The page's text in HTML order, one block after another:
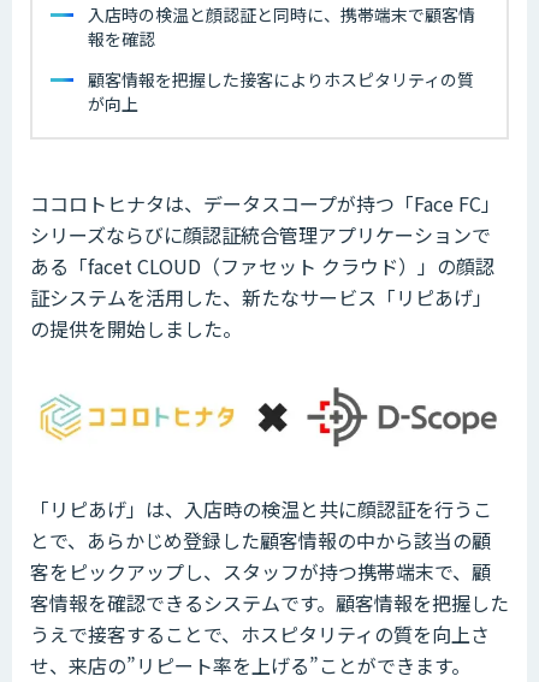
入店時の検温と顔認証と同時に、携帯端末で顧客情
報を確認
顧客情報を把握した接客によりホスピタリティの質
が向上
ココロトヒナタは、データスコープが持つ「Face FC」
シリーズならびに顔認証統合管理アプリケーションで
ある「facet CLOUD（ファセット クラウド）」の顔認
証システムを活用した、新たなサービス「リピあげ」
の提供を開始しました。
「リピあげ」は、入店時の検温と共に顔認証を行うこ
とで、あらかじめ登録した顧客情報の中から該当の顧
客をピックアップし、スタッフが持つ携帯端末で、顧
客情報を確認できるシステムです。顧客情報を把握した
うえで接客することで、ホスピタリティの質を向上さ
せ、来店の”リピート率を上げる”ことができます。